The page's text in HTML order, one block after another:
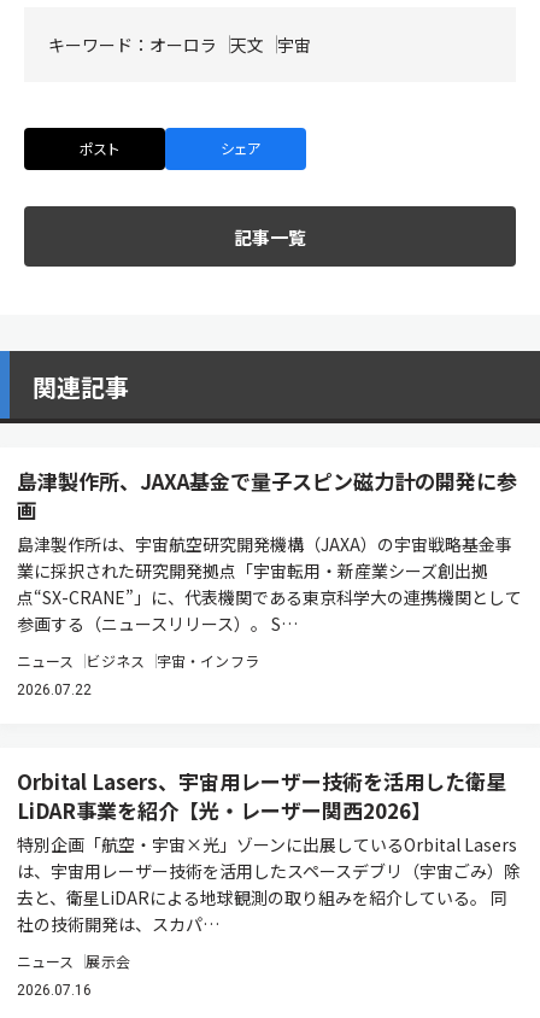
キーワード： オーロラ 天文 宇宙
ポスト シェア
記事一覧
関連記事
島津製作所、JAXA基金で量子スピン磁力計の開発に参
画
島津製作所は、宇宙航空研究開発機構（JAXA）の宇宙戦略基金事
業に採択された研究開発拠点「宇宙転用・新産業シーズ創出拠
点“SX-CRANE”」に、代表機関である東京科学大の連携機関として
参画する（ニュースリリース）。 S…
ニュース ビジネス 宇宙・インフラ
2026.07.22
Orbital Lasers、宇宙用レーザー技術を活用した衛星
LiDAR事業を紹介【光・レーザー関西2026】
特別企画「航空・宇宙×光」ゾーンに出展しているOrbital Lasers
は、宇宙用レーザー技術を活用したスペースデブリ（宇宙ごみ）除
去と、衛星LiDARによる地球観測の取り組みを紹介している。 同
社の技術開発は、スカパ…
ニュース 展示会
2026.07.16